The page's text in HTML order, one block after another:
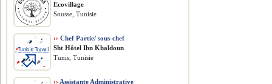
Ecovillage
Sousse, Tunisie
›› Chef Partie/ sous-chef
Sht Hôtel Ibn Khaldoun
Tunis, Tunisie
›› Assistante Administrative